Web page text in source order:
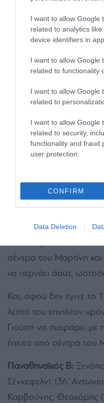
I want to allow Google
related to analytics
device identifiers in
I want to allow Google
related to functionality
I want to allow Google
related to
I want to allow Google
related to security,
functionality and fraud
user protection.
CONFIRM
Data Deletion
αντεπίθεση αλλά το
κόρνερ.
Οι φιλοξενούμενοι
λεπτό, όταν ο
παράλληλα προς τον
τη μια, για το 0-1.
Μάλιστα, δύο λεπτά
να διπλασιάσει τα
έκανε το λάθος, ο
περιοχή και σούταρε,
σωτήρια.
Οι Πράσινοι είχαν την
σέντρα του Μαρτίνη
να περνάει άουτ,
Και, αφού δεν έγινε
λεπτό του επιπλέον
Γιούση να σκοράρει με
έπειτα από σέντρα του
Παναθηναϊκός Β:
Σένκεφελντ
Καρβούνης, Θεοχάρης